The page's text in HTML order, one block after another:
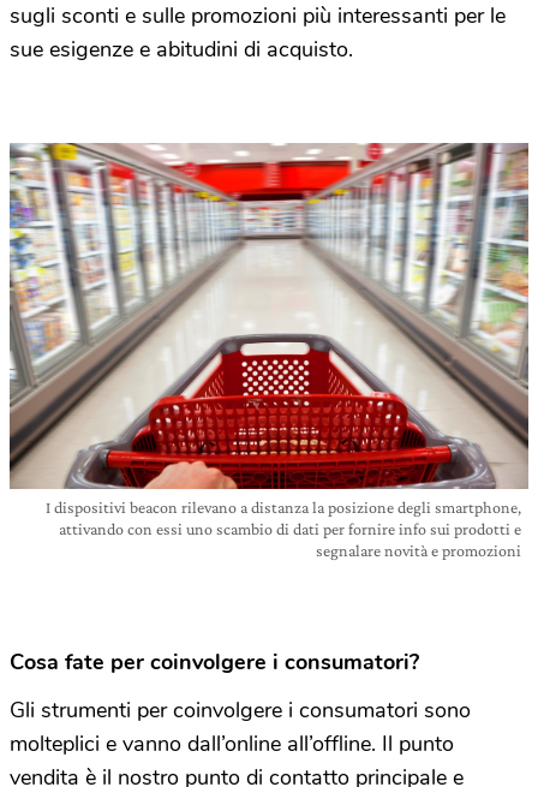
sugli sconti e sulle promozioni più interessanti per le
sue esigenze e abitudini di acquisto.
I dispositivi beacon rilevano a distanza la posizione degli smartphone,
attivando con essi uno scambio di dati per fornire info sui prodotti e
segnalare novità e promozioni
Cosa fate per coinvolgere i consumatori?
Gli strumenti per coinvolgere i consumatori sono
molteplici e vanno dall’online all’offline. Il punto
vendita è il nostro punto di contatto principale e